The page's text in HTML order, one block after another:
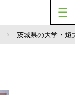
茨城県の大学・短